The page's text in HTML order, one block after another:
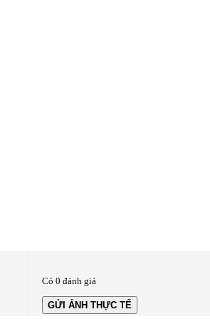
Có 0 đánh giá
GỬI ẢNH THỰC TẾ